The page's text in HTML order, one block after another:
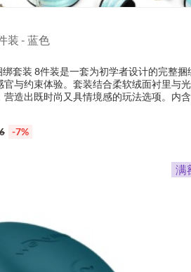
装 - 蓝色
绑套装 8件装是一套为初学者设计的完整捆
与约束体验。套装结合柔软绒面衬里与
造出既时尚又具情境感的玩法选项。内
镣、迷你鞭子、hogtie 固定片及乳夹，
-7%